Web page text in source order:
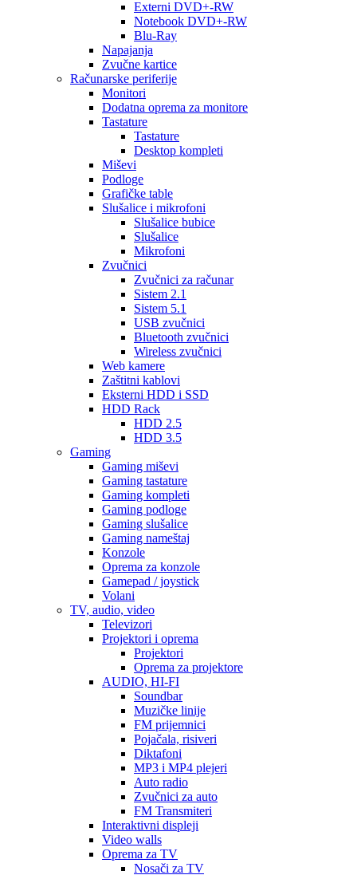
Externi DVD+-RW
Notebook DVD+-RW
Blu-Ray
Napajanja
Zvučne kartice
Računarske periferije
Monitori
Dodatna oprema za monitore
Tastature
Tastature
Desktop kompleti
Miševi
Podloge
Grafičke table
Slušalice i mikrofoni
Slušalice bubice
Slušalice
Mikrofoni
Zvučnici
Zvučnici za računar
Sistem 2.1
Sistem 5.1
USB zvučnici
Bluetooth zvučnici
Wireless zvučnici
Web kamere
Zaštitni kablovi
Eksterni HDD i SSD
HDD Rack
HDD 2.5
HDD 3.5
Gaming
Gaming miševi
Gaming tastature
Gaming kompleti
Gaming podloge
Gaming slušalice
Gaming nameštaj
Konzole
Oprema za konzole
Gamepad / joystick
Volani
TV, audio, video
Televizori
Projektori i oprema
Projektori
Oprema za projektore
AUDIO, HI-FI
Soundbar
Muzičke linije
FM prijemnici
Pojačala, risiveri
Diktafoni
MP3 i MP4 plejeri
Auto radio
Zvučnici za auto
FM Transmiteri
Interaktivni displeji
Video walls
Oprema za TV
Nosači za TV